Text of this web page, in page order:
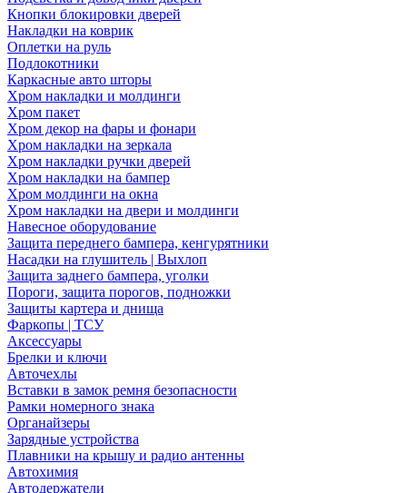
Кнопки блокировки дверей
Накладки на коврик
Оплетки на руль
Подлокотники
Каркасные авто шторы
Хром накладки и молдинги
Хром пакет
Хром декор на фары и фонари
Хром накладки на зеркала
Хром накладки ручки дверей
Хром накладки на бампер
Хром молдинги на окна
Хром накладки на двери и молдинги
Навесное оборудование
Защита переднего бампера, кенгурятники
Насадки на глушитель | Выхлоп
Защита заднего бампера, уголки
Пороги, защита порогов, подножки
Защиты картера и днища
Фаркопы | ТСУ
Аксессуары
Брелки и ключи
Авточехлы
Вставки в замок ремня безопасности
Рамки номерного знака
Органайзеры
Зарядные устройства
Плавники на крышу и радио антенны
Автохимия
Автодержатели